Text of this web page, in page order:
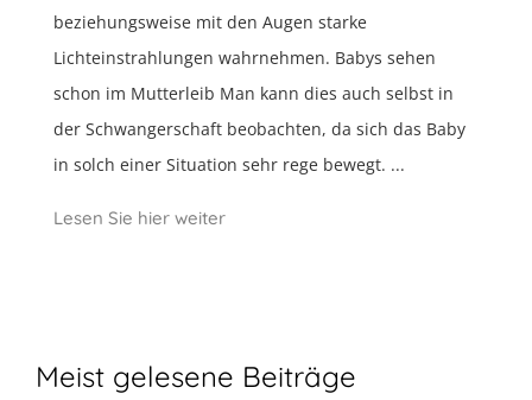
beziehungsweise mit den Augen starke
Lichteinstrahlungen wahrnehmen. Babys sehen
schon im Mutterleib Man kann dies auch selbst in
der Schwangerschaft beobachten, da sich das Baby
in solch einer Situation sehr rege bewegt. ...
Lesen Sie hier weiter
Meist gelesene Beiträge